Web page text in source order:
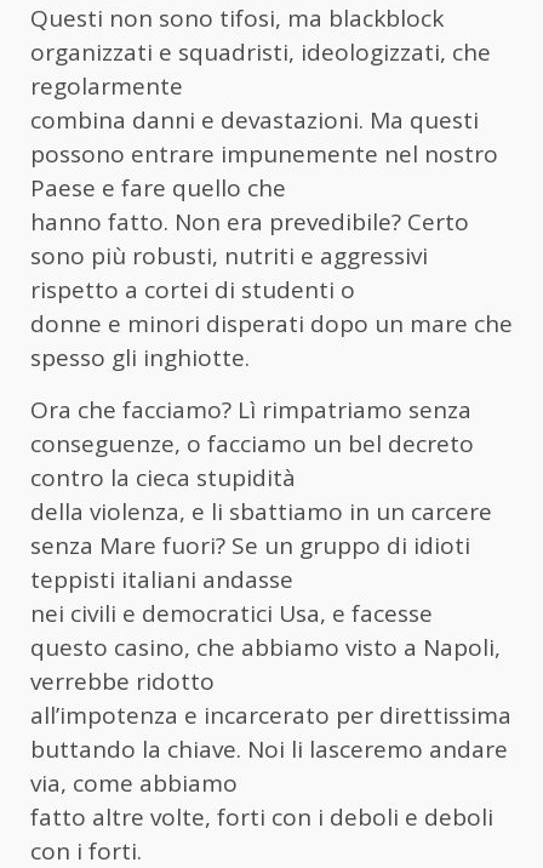
Questi non sono tifosi, ma blackblock
organizzati e squadristi, ideologizzati, che
regolarmente
combina danni e devastazioni. Ma questi
possono entrare impunemente nel nostro
Paese e fare quello che
hanno fatto. Non era prevedibile? Certo
sono più robusti, nutriti e aggressivi
rispetto a cortei di studenti o
donne e minori disperati dopo un mare che
spesso gli inghiotte.
Ora che facciamo? Lì rimpatriamo senza
conseguenze, o facciamo un bel decreto
contro la cieca stupidità
della violenza, e li sbattiamo in un carcere
senza Mare fuori? Se un gruppo di idioti
teppisti italiani andasse
nei civili e democratici Usa, e facesse
questo casino, che abbiamo visto a Napoli,
verrebbe ridotto
all’impotenza e incarcerato per direttissima
buttando la chiave. Noi li lasceremo andare
via, come abbiamo
fatto altre volte, forti con i deboli e deboli
con i forti.